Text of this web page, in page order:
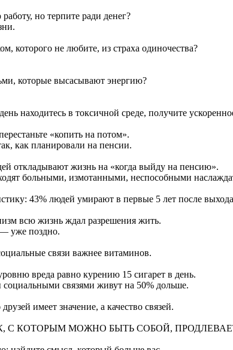
но терпите ради денег?
которого не любите, из страха одиночества?
которые высасывают энергию?
находитесь в токсичной среде, получите
«копить на потом».
как планировали на пенсии.
откладывают жизнь на «когда выйду на пенсию».
больными, измотанными, неспособными
43% людей умирают в первые 5 лет после
всю жизнь ждал разрешения жить.
уже поздно.
связи важнее витаминов.
вреда равно курению 15 сигарет в день.
связями живут на 50% дольше.
имеет значение, а качество связей.
С КОТОРЫМ МОЖНО БЫТЬ СОБОЙ,